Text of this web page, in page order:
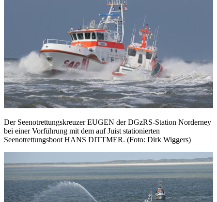
Der Seenotrettungskreuzer EUGEN der DGzRS-Station Norderney
bei einer Vorführung mit dem auf Juist stationierten
Seenotrettungsboot HANS DITTMER. (Foto: Dirk Wiggers)